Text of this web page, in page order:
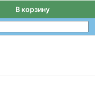
В корзину